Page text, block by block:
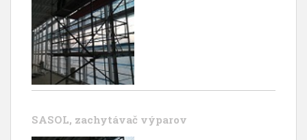
SASOL, zachytávač výparov